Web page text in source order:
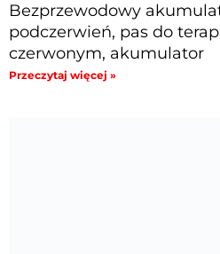
Bezprzewodowy
podczerwień, pas do
czerwonym, akumulator
Przeczytaj więcej »